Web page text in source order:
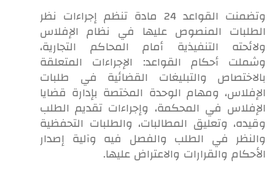
وتضمنت القواعد 24 مادة تنظم إجراءات نظر
الطلبات المنصوص عليها في نظام الإفلاس
ولائحته التنفيذية أمام المحاكم التجارية،
وشملت أحكام القواعد: الإجراءات المتعلقة
بالاختصاص والتبليغات القضائية في طلبات
الإفلاس، ومهام الوحدة المختصة بإدارة قضايا
الإفلاس في المحكمة، وإجراءات تقديم الطلب
وقيده، وتعليق المطالبات، والطلبات التحفظية
والنظر في الطلب والفصل فيه وآلية إصدار
الأحكام والقرارات والاعتراض عليها.